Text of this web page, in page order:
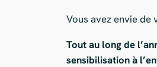
Vous avez envie de
Tout au long de
sensibilisation à